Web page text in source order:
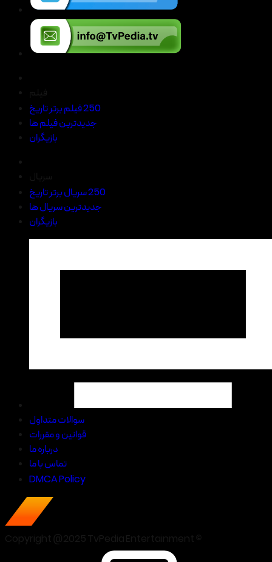
250 فیلم برتر تاریخ
جدیدترین فیلم ها
بازیگران
250 سریال برتر تاریخ
جدیدترین سریال ها
بازیگران
سوالات متداول
قوانین و مقررات
درباره ما
تماس با ما
DMCA Policy